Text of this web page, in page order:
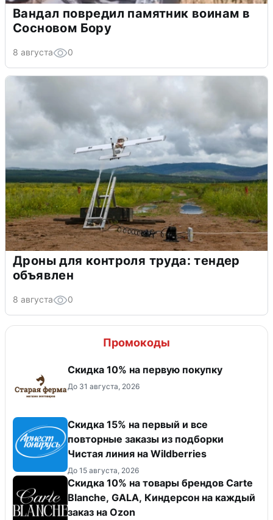
Вандал повредил памятник воинам в
Сосновом Бору
8 августа 0
Дроны для контроля труда: тендер
объявлен
8 августа 0
Промокоды
Скидка​ 10% на первую покупку
До 31 августа, 2026
Скидка 15% на первый и все
повторные заказы из подборки
Чистая линия на Wildberries
До 15 августа, 2026
Скидка 10% на товары брендов Carte
Blanche, GALA, Киндерсон на каждый
заказ на Оzon